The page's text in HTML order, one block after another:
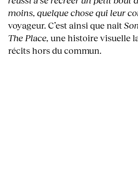
moins, quelque chose qui leur
voyageur. C’est ainsi que nait
The Place, une histoire visuelle
récits hors du commun.